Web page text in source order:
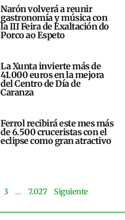
Narón volverá a reunir
gastronomía y música con
la III Feira de Exaltación do
Porco ao Espeto
La Xunta invierte más de
41.000 euros en la mejora
del Centro de Día de
Caranza
Ferrol recibirá este mes más
de 6.500 cruceristas con el
eclipse como gran atractivo
3 … 7.027 Siguiente